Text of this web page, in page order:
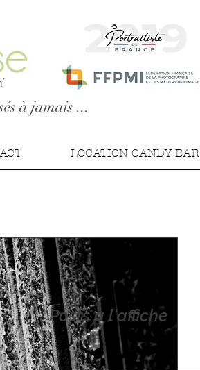
à jamais ...
LOCATION CANDY BAR
Posts à l'affiche